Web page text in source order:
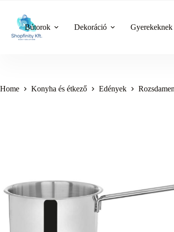
content
Bútorok Dekoráció Gyerekeknek
Home Konyha és étkező Edények